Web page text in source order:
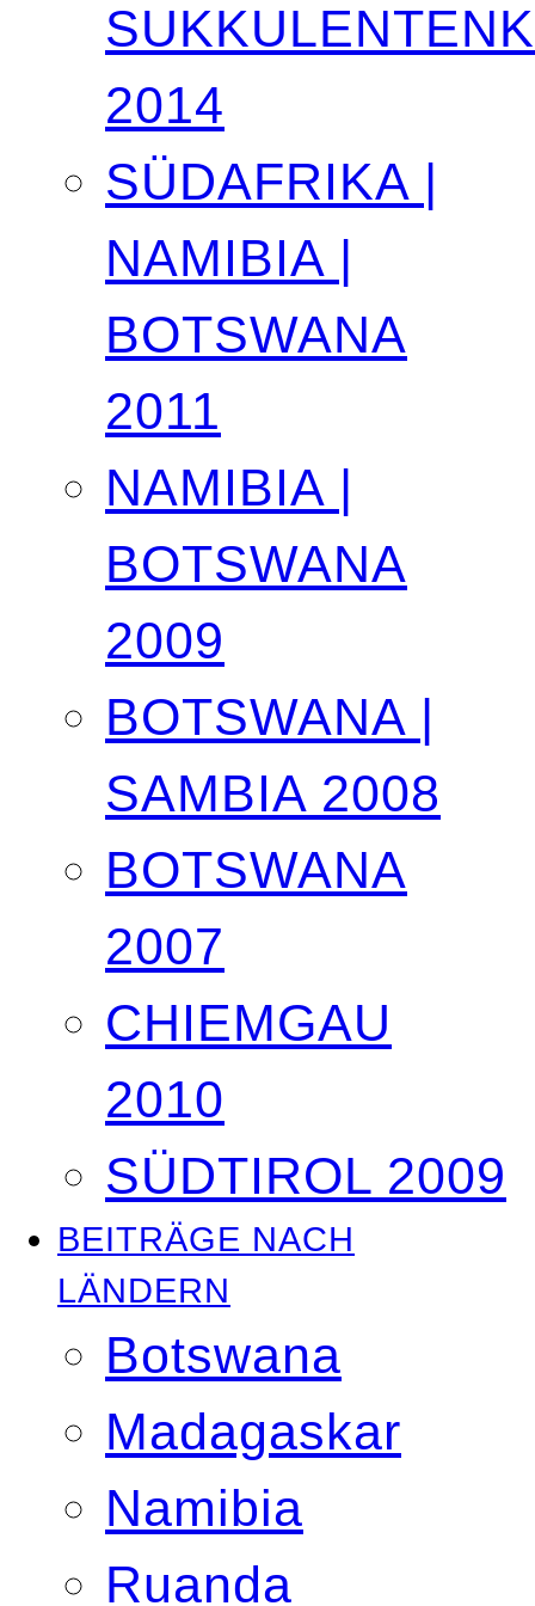
2014
SÜDAFRIKA |
NAMIBIA |
BOTSWANA
2011
NAMIBIA |
BOTSWANA
2009
BOTSWANA |
SAMBIA 2008
BOTSWANA
2007
CHIEMGAU
2010
SÜDTIROL 2009
BEITRÄGE NACH
LÄNDERN
Botswana
Madagaskar
Namibia
Ruanda